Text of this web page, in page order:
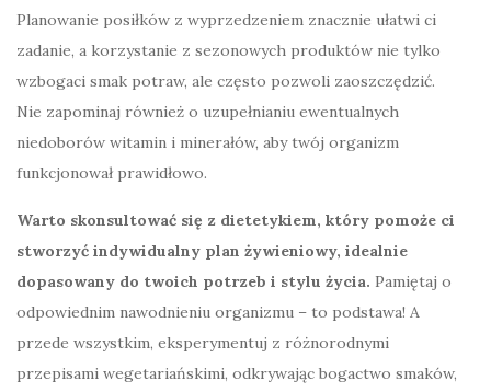
Planowanie posiłków z wyprzedzeniem znacznie ułatwi ci
zadanie, a korzystanie z sezonowych produktów nie tylko
wzbogaci smak potraw, ale często pozwoli zaoszczędzić.
Nie zapominaj również o uzupełnianiu ewentualnych
niedoborów witamin i minerałów, aby twój organizm
funkcjonował prawidłowo.
Warto skonsultować się z dietetykiem, który pomoże ci
stworzyć indywidualny plan żywieniowy, idealnie
dopasowany do twoich potrzeb i stylu życia. Pamiętaj o
odpowiednim nawodnieniu organizmu – to podstawa! A
przede wszystkim, eksperymentuj z różnorodnymi
przepisami wegetariańskimi, odkrywając bogactwo smaków,